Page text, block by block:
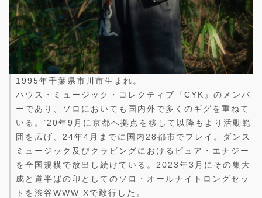
1995年千葉県市川市生まれ。
ハウス・ミュージック・コレクティブ『CYK』のメンバ
ーであり、ソロにおいても国内外で多くのギグを重ねて
いる。’20年9月に京都へ拠点を移して以降もより活動範
囲を広げ、24年4月までに国内28都市でプレイ。ダンス
ミュージック及びクラビングにおけるピュア・エナジー
を全国規模で放出し続けている。2023年3月にその集大
成と道半ばの印としてのソロ・オールナイトロングセッ
トを渋谷WWW Xで敢行した。